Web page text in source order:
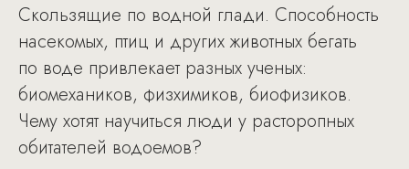
Скользящие по водной глади. Способность
насекомых, птиц и других животных бегать
по воде привлекает разных ученых:
биомехаников, физхимиков, биофизиков.
Чему хотят научиться люди у расторопных
обитателей водоемов?